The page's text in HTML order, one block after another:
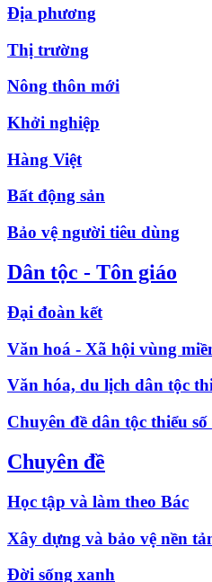
Địa phương
Thị trường
Nông thôn mới
Khởi nghiệp
Hàng Việt
Bất động sản
Bảo vệ người tiêu dùng
Dân tộc - Tôn giáo
Đại đoàn kết
Văn hoá - Xã hội vùng
Văn hóa, du lịch dân tộc
Chuyên đề dân tộc thiểu
Chuyên đề
Học tập và làm theo Bác
Xây dựng và bảo vệ nền
Đời sống xanh